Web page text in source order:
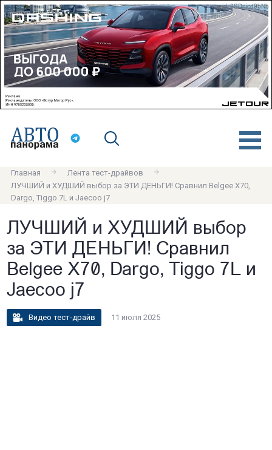
erid: 2SDnjcd9bNb
Главная
Лента тест-драйвов
ЛУЧШИЙ и ХУДШИЙ выбор за ЭТИ ДЕНЬГИ! Сравнил Belgee X70,
Dargo, Tiggo 7L и Jaecoo j7
ЛУЧШИЙ и ХУДШИЙ выбор
за ЭТИ ДЕНЬГИ! Сравнил
Belgee X70, Dargo, Tiggo 7L и
Jaecoo j7
Видео тест-драйв 11 июля 2025